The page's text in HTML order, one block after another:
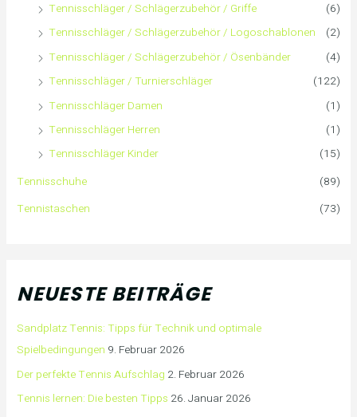
Tennisschläger / Schlägerzubehör / Griffe
(6)
Tennisschläger / Schlägerzubehör / Logoschablonen
(2)
Tennisschläger / Schlägerzubehör / Ösenbänder
(4)
Tennisschläger / Turnierschläger
(122)
Tennisschläger Damen
(1)
Tennisschläger Herren
(1)
Tennisschläger Kinder
(15)
Tennisschuhe
(89)
Tennistaschen
(73)
NEUESTE BEITRÄGE
Sandplatz Tennis: Tipps für Technik und optimale
Spielbedingungen 9. Februar 2026
Der perfekte Tennis Aufschlag 2. Februar 2026
Tennis lernen: Die besten Tipps 26. Januar 2026